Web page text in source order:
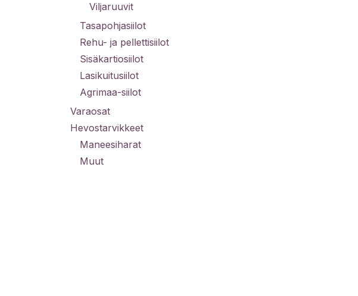
Viljaruuvit
Tasapohjasiilot
Rehu- ja pellettisiilot
Sisäkartiosiilot
Lasikuitusiilot
Agrimaa-siilot
Varaosat
Hevostarvikkeet
Maneesiharat
Muut